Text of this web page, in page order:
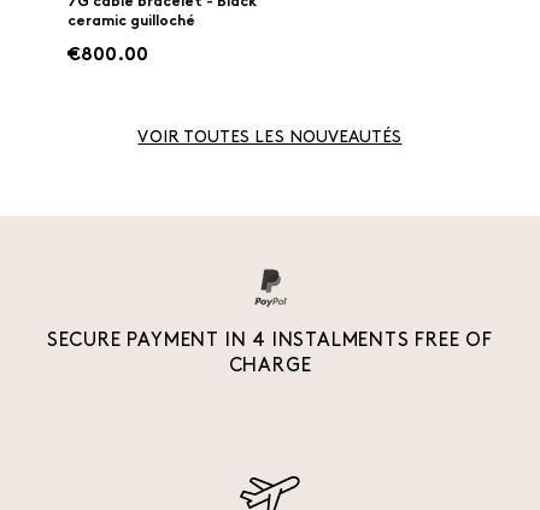
ceramic guilloché
€800.00
VOIR TOUTES LES NOUVEAUTÉS
SECURE PAYMENT IN 4 INSTALMENTS FREE OF
CHARGE